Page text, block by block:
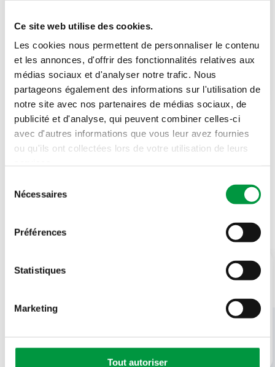
Ce site web utilise des cookies.
Les cookies nous permettent de personnaliser le contenu
et les annonces, d'offrir des fonctionnalités relatives aux
médias sociaux et d'analyser notre trafic. Nous
partageons également des informations sur l'utilisation de
notre site avec nos partenaires de médias sociaux, de
publicité et d'analyse, qui peuvent combiner celles-ci
avec d'autres informations que vous leur avez fournies
ou qu'ils ont collectées lors de votre utilisation de leurs
Nécessaires
Préférences
Statistiques
Marketing
Tout autoriser
Jeudi 13 août 08h00 - 20h00
Vendredi 14 août 08h00 - 20h00
Les enseignes